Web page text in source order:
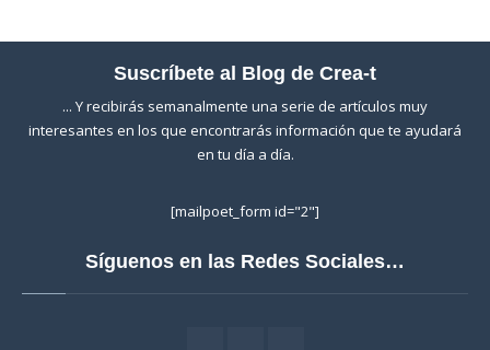
Suscríbete al Blog de Crea-t
... Y recibirás semanalmente una serie de artículos muy
interesantes en los que encontrarás información que te ayudará
en tu día a día.
[mailpoet_form id="2"]
Síguenos en las Redes Sociales…